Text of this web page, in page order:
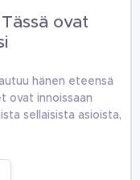
ovat
hänen eteensä
ovat innoissaan
sellaisista asioista,